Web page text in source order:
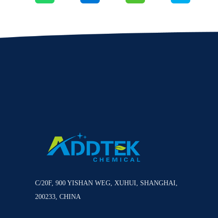
C/20F, 900 YISHAN WEG, XUHUI, SHANGHAI,
200233, CHINA